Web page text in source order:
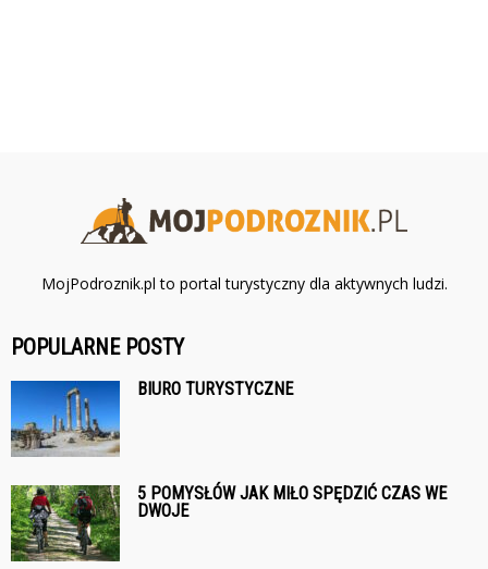
MojPodroznik.pl to portal turystyczny dla aktywnych ludzi.
POPULARNE POSTY
BIURO TURYSTYCZNE
5 POMYSŁÓW JAK MIŁO SPĘDZIĆ CZAS WE
DWOJE